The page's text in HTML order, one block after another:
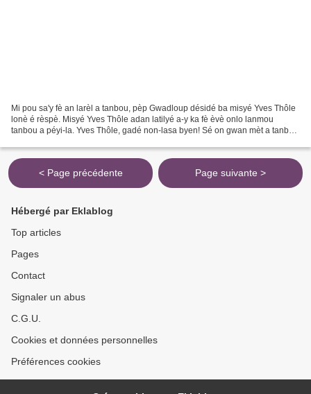
Mi pou sa'y fè an larèl a tanbou, pèp Gwadloup désidé ba misyé Yves Thôle
lonè é rèspè. Misyé Yves Thôle adan latilyé a-y ka fè èvè onlo lanmou
tanbou a péyi-la. Yves Thôle, gadé non-lasa byen! Sé on gwan mèt a tanbou
< Page précédente Page suivante >
Hébergé par Eklablog
Top articles
Pages
Contact
Signaler un abus
C.G.U.
Cookies et données personnelles
Préférences cookies